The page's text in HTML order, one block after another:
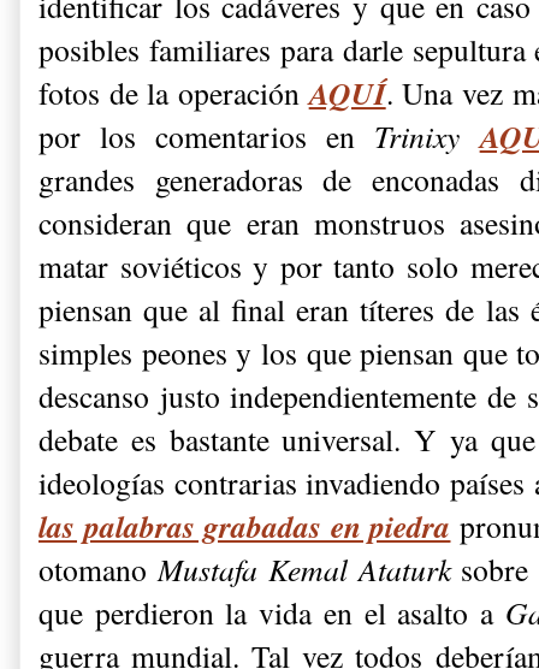
posibles familiares para darle sepultura
fotos de la operaciónAQUÍ. Una vez
por los comentarios en Trinixy
grandes generadoras de enconadas
consideran que eran monstruos
matar soviéticos y por tanto solo
piensan que al final eran títeres de
simples peones y los que piensan que
descanso justo independientemente de
debate es bastante universal. Y ya
ideologías contrarias invadiendo
las palabras grabadas en piedra
otomano Mustafa Kemal Ataturksobre
que perdieron la vida en el asalto a
guerra mundial. Tal vez todos